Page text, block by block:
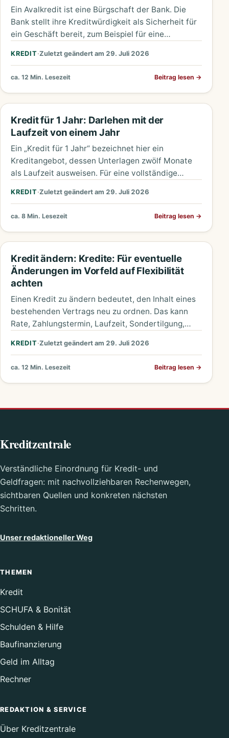
KREDIT ·Zuletzt geändert am 29. Juli 2026
Ein Avalkredit ist eine Bürgschaft der Bank. Die
Bank stellt ihre Kreditwürdigkeit als Sicherheit für
ein Geschäft bereit, zum Beispiel für eine
ca. 12 Min. Lesezeit Beitrag lesen →
KREDIT ·Zuletzt geändert am 29. Juli 2026
Kredit für 1 Jahr: Darlehen mit der
Laufzeit von einem Jahr
Ein „Kredit für 1 Jahr“ bezeichnet hier ein
Kreditangebot, dessen Unterlagen zwölf Monate
als Laufzeit ausweisen. Für eine vollständige
effektiver Jahreszins,…
ca. 8 Min. Lesezeit Beitrag lesen →
KREDIT ·Zuletzt geändert am 29. Juli 2026
Kredit ändern: Kredite: Für eventuelle
Änderungen im Vorfeld auf Flexibilität
achten
Einen Kredit zu ändern bedeutet, den Inhalt eines
bestehenden Vertrags neu zu ordnen. Das kann
Rate, Zahlungstermin, Laufzeit, Sondertilgung,
ca. 12 Min. Lesezeit Beitrag lesen →
Kreditzentrale
Verständliche Einordnung für Kredit- und
Geldfragen: mit nachvollziehbaren Rechenwegen,
sichtbaren Quellen und konkreten nächsten
Schritten.
Unser redaktioneller Weg
THEMEN
Kredit
SCHUFA & Bonität
Schulden & Hilfe
Baufinanzierung
Geld im Alltag
Rechner
REDAKTION & SERVICE
Über Kreditzentrale